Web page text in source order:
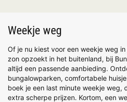
Weekje weg
Of je nu kiest voor een weekje weg
zon opzoekt in het buitenland, bij
altijd een passende aanbieding.
bungalowparken, comfortabele
boek je een last minute weekje weg,
extra scherpe prijzen. Kortom, een